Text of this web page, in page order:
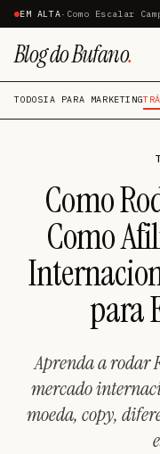
EM ALTA· Como Escalar
Blog do Bufano.
TODOSIA PARA MARKETING
Como
Como
para
Aprenda a rodar
mercado
moeda, copy,